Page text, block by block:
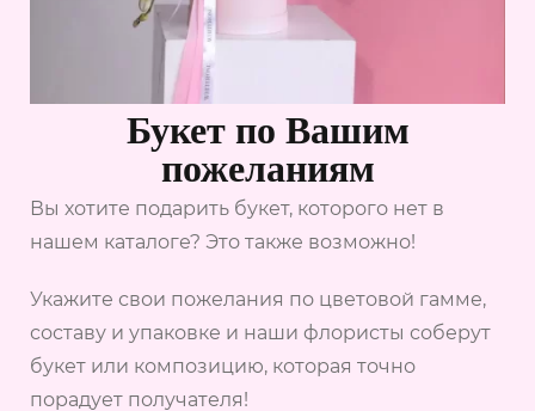
Букет по Вашим
пожеланиям
Вы хотите подарить букет, которого нет в
нашем каталоге? Это также возможно!
Укажите свои пожелания по цветовой гамме,
составу и упаковке и наши флористы соберут
букет или композицию, которая точно
порадует получателя!